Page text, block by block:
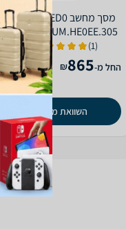
מסך מחשב Acer Nitro ED0
ED270R S3 UM.HE0EE.305
Full HD
(1)
4.0
החל מ-865
₪
השוואת מחירים